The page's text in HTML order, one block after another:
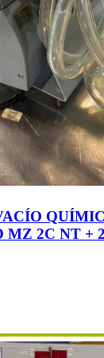
MZ 2C NT +